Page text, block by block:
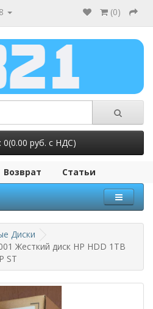
(0)
0(0.00 руб. с НДС)
Возврат Статьи
Диски
Жесткий диск HP HDD 1TB
ST